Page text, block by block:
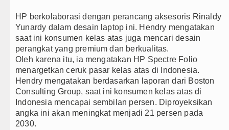
PD AIJ Sumut Kembali Amankan
Bupati Toba Lantik 39 Pejabat,
LGB Minus T dan Q Sebagai
Danrem 011 Lilawangsa Brigjen
Aceh
HP berkolaborasi dengan perancang aksesoris Rinaldy
Yunardy dalam desain laptop ini. Hendry mengatakan
saat ini konsumen kelas atas juga mencari desain
perangkat yang premium dan berkualitas.
Oleh karena itu, ia mengatakan HP Spectre Folio
menargetkan ceruk pasar kelas atas di Indonesia.
Hendry mengatakan berdasarkan laporan dari Boston
Consulting Group, saat ini konsumen kelas atas di
Indonesia mencapai sembilan persen. Diproyeksikan
angka ini akan meningkat menjadi 21 persen pada
2030.